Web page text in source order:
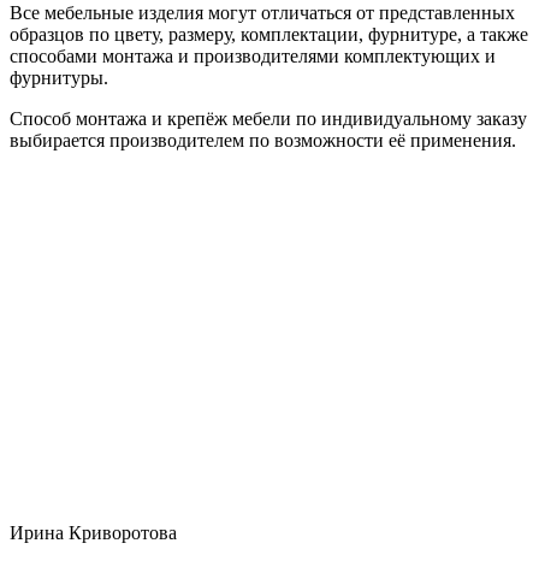
Все мебельные изделия могут отличаться от представленных
образцов по цвету, размеру, комплектации, фурнитуре, а также
способами монтажа и производителями комплектующих и
фурнитуры.
Способ монтажа и крепёж мебели по индивидуальному заказу
выбирается производителем по возможности её применения.
Ирина Криворотова